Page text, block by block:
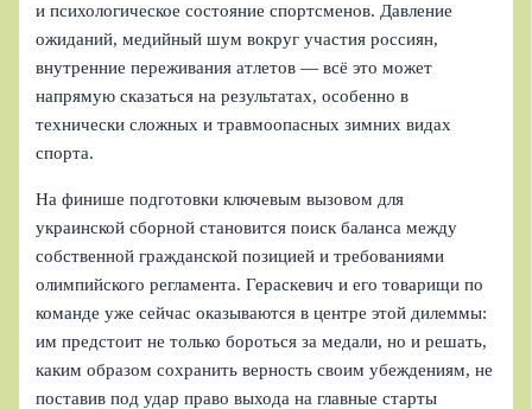
и психологическое состояние спортсменов. Давление
ожиданий, медийный шум вокруг участия россиян,
внутренние переживания атлетов — всё это может
напрямую сказаться на результатах, особенно в
технически сложных и травмоопасных зимних видах
спорта.
На финише подготовки ключевым вызовом для
украинской сборной становится поиск баланса между
собственной гражданской позицией и требованиями
олимпийского регламента. Гераскевич и его товарищи по
команде уже сейчас оказываются в центре этой дилеммы:
им предстоит не только бороться за медали, но и решать,
каким образом сохранить верность своим убеждениям, не
поставив под удар право выхода на главные старты